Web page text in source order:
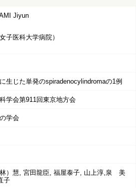
Jiyun
子医科大学病院）
生じた単発のspiradenocylindromaの1例
学会第911回東京地方会
学会
）慧, 宮田龍臣, 福屋泰子, 山上淳,泉 美
子